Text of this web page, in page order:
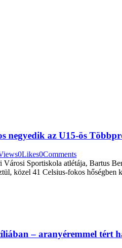
negyedik az U15-ös
0Likes0Comments
Sportiskola atlétája, Bartus
közel 41 Celsius-fokos
– aranyéremmel tért